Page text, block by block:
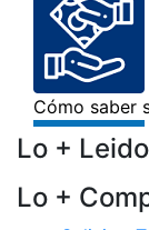
Lo + Leido
Lo +